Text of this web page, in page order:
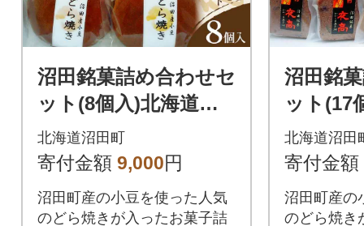
沼田銘菓詰め合わせセ
ット(8個入)北海道産
n-0185
北海道沼田町
寄付金額 9,000円
沼田町産の小豆を使った人気
のどら焼きが入ったお菓子詰
沼田銘
ット(17
n-0186
北海道沼田
寄付金額
沼田町産の
のどら焼き